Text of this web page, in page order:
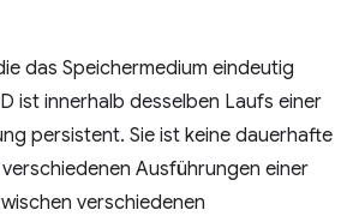
das Speichermedium eindeutig
ist innerhalb desselben Laufs einer
persistent. Sie ist keine dauerhafte
Ausführungen einer
verschiedenen